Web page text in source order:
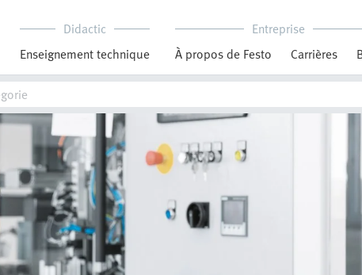
Didactic
Enseignement technique
Entreprise
À propos de Festo
Carrières